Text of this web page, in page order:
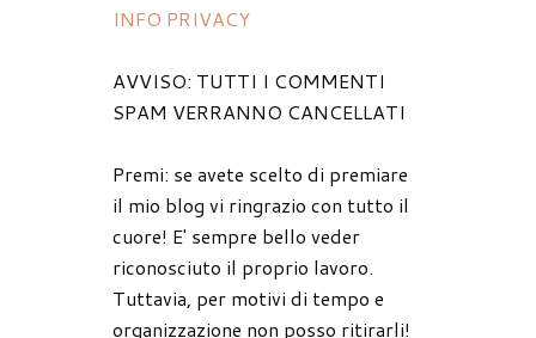
INFO PRIVACY
AVVISO: TUTTI I COMMENTI
SPAM VERRANNO CANCELLATI
Premi: se avete scelto di premiare
il mio blog vi ringrazio con tutto il
cuore! E' sempre bello veder
riconosciuto il proprio lavoro.
Tuttavia, per motivi di tempo e
organizzazione non posso ritirarli!